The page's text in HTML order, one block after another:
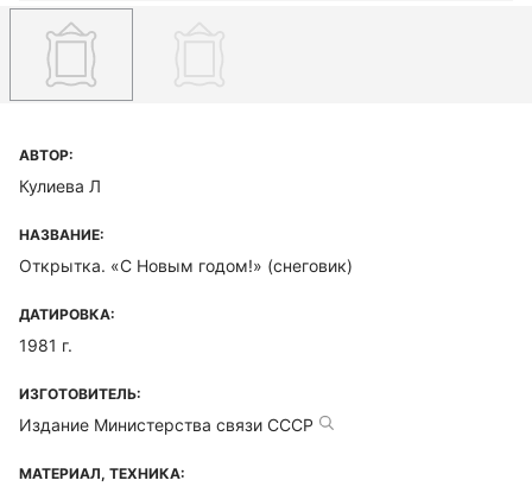
АВТОР:
Кулиева Л
НАЗВАНИЕ:
Открытка. «С Новым годом!» (снеговик)
ДАТИРОВКА:
1981 г.
ИЗГОТОВИТЕЛЬ:
Издание Министерства связи СССР
МАТЕРИАЛ, ТЕХНИКА: